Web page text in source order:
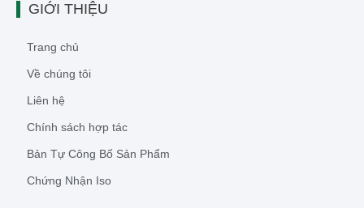
GIỚI THIỆU
Trang chủ
Về chúng tôi
Liên hệ
Chính sách hợp tác
Bản Tự Công Bố Sản Phẩm
Chứng Nhận Iso